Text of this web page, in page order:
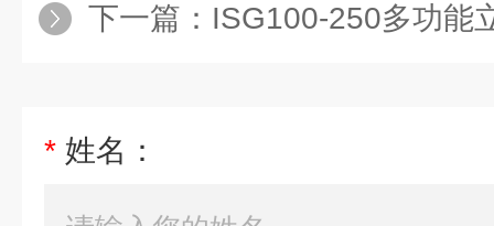
下一篇： ISG100-250多功能
* 姓名：